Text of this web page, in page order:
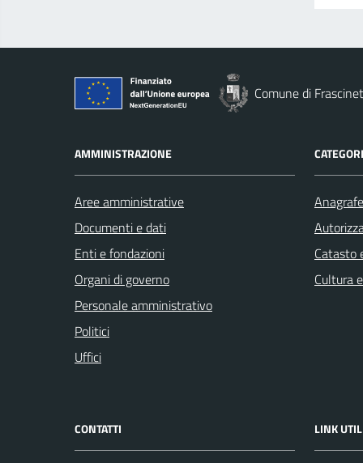
Comune di
AMMINISTRAZIONE
Aree amministrative
Documenti e dati
Enti e fondazioni
Organi di governo
Personale amministrativo
Politici
Uffici
Catasto
Cultura
CONTATTI LINK